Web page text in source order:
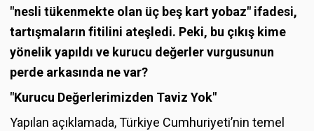
"nesli tükenmekte olan üç beş kart yobaz" ifadesi,
tartışmaların fitilini ateşledi. Peki, bu çıkış kime
yönelik yapıldı ve kurucu değerler vurgusunun
perde arkasında ne var?
"Kurucu Değerlerimizden Taviz Yok"
Yapılan açıklamada, Türkiye Cumhuriyeti’nin temel